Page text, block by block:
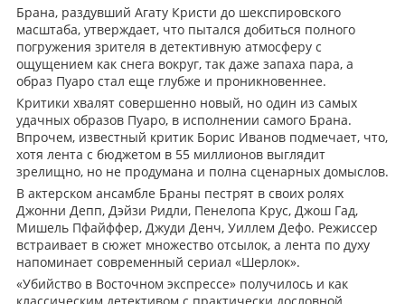
Брана, раздувший Агату Кристи до шекспировского
масштаба, утверждает, что пытался добиться полного
погружения зрителя в детективную атмосферу с
ощущением как снега вокруг, так даже запаха пара, а
образ Пуаро стал еще глубже и проникновеннее.
Критики хвалят совершенно новый, но один из самых
удачных образов Пуаро, в исполнении самого Брана.
Впрочем, известный критик Борис Иванов подмечает, что,
хотя лента с бюджетом в 55 миллионов выглядит
зрелищно, но не продумана и полна сценарных домыслов.
В актерском ансамбле Браны пестрят в своих ролях
Джонни Депп, Дэйзи Ридли, Пенелопа Крус, Джош Гад,
Мишель Пфайффер, Джуди Денч, Уиллем Дефо. Режиссер
встраивает в сюжет множество отсылок, а лента по духу
напоминает современный сериал «Шерлок».
«Убийство в Восточном экспрессе» получилось и как